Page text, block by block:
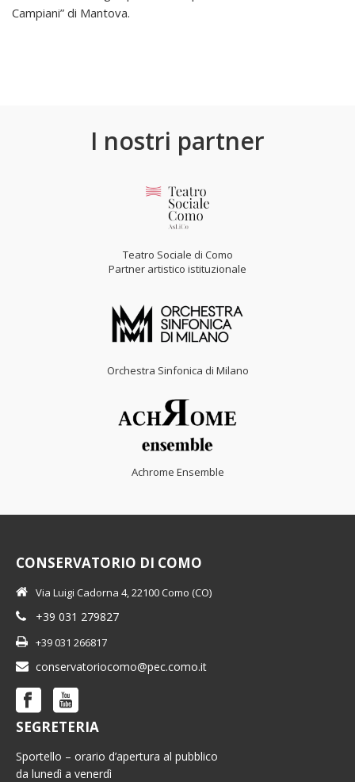
Campiani” di Mantova.
I nostri partner
Teatro Sociale di Como
Partner artistico istituzionale
Orchestra Sinfonica di Milano
Achrome Ensemble
CONSERVATORIO DI COMO
Via Luigi Cadorna 4, 22100 Como (CO)
+39 031 279827
+39 031 266817
conservatoriocomo@pec.como.it
SEGRETERIA
Sportello – orario d’apertura al pubblico
da lunedì a venerdì